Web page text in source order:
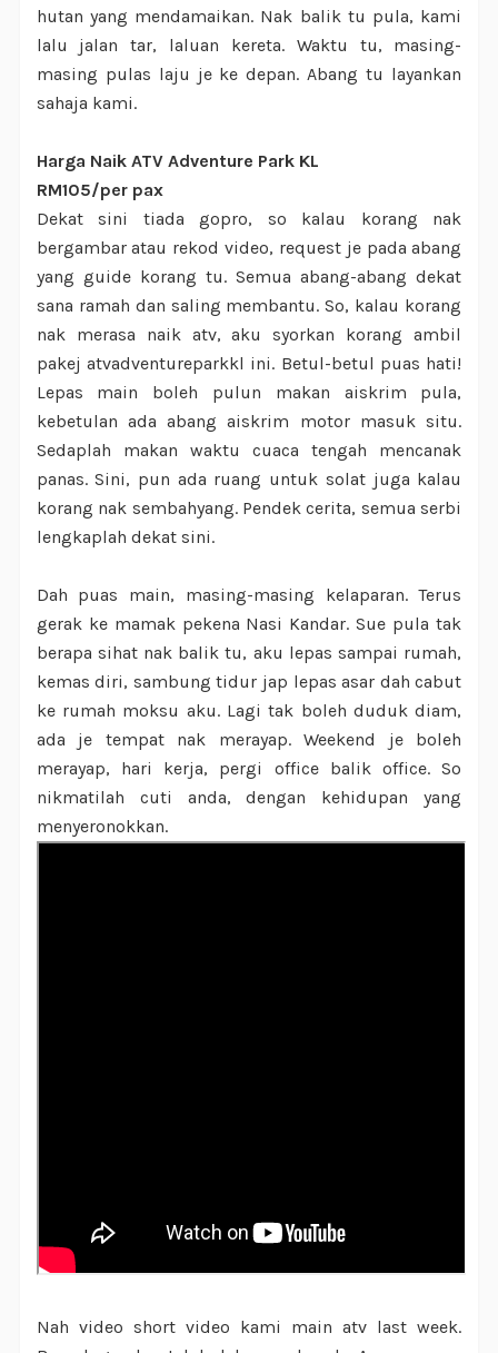
hutan yang mendamaikan. Nak balik tu pula, kami
lalu jalan tar, laluan kereta. Waktu tu, masing-
masing pulas laju je ke depan. Abang tu layankan
sahaja kami.
Harga Naik ATV Adventure Park KL
RM105/per pax
Dekat sini tiada gopro, so kalau korang nak
bergambar atau rekod video, request je pada abang
yang guide korang tu. Semua abang-abang dekat
sana ramah dan saling membantu. So, kalau korang
nak merasa naik atv, aku syorkan korang ambil
pakej atvadventureparkkl ini. Betul-betul puas hati!
Lepas main boleh pulun makan aiskrim pula,
kebetulan ada abang aiskrim motor masuk situ.
Sedaplah makan waktu cuaca tengah mencanak
panas. Sini, pun ada ruang untuk solat juga kalau
korang nak sembahyang. Pendek cerita, semua serbi
lengkaplah dekat sini.
Dah puas main, masing-masing kelaparan. Terus
gerak ke mamak pekena Nasi Kandar. Sue pula tak
berapa sihat nak balik tu, aku lepas sampai rumah,
kemas diri, sambung tidur jap lepas asar dah cabut
ke rumah moksu aku. Lagi tak boleh duduk diam,
ada je tempat nak merayap. Weekend je boleh
merayap, hari kerja, pergi office balik office. So
nikmatilah cuti anda, dengan kehidupan yang
menyeronokkan.
Nah video short video kami main atv last week.